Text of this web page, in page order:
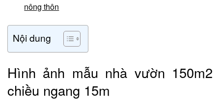
nông thôn
Nội dung
Hình ảnh mẫu nhà vườn 150m2
chiều ngang 15m